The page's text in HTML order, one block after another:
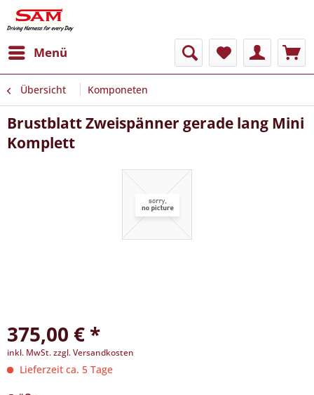
Menü
Übersicht Komponeten
Brustblatt Zweispänner gerade lang Mini
Komplett
375,00 € *
inkl. MwSt.zzgl. Versandkosten
Lieferzeit ca. 5 Tage